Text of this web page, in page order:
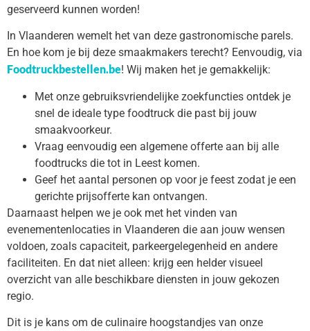
geserveerd kunnen worden!
In Vlaanderen wemelt het van deze gastronomische parels.
En hoe kom je bij deze smaakmakers terecht? Eenvoudig, via
Foodtruckbestellen.be! Wij maken het je gemakkelijk:
Met onze gebruiksvriendelijke zoekfuncties ontdek je
snel de ideale type foodtruck die past bij jouw
smaakvoorkeur.
Vraag eenvoudig een algemene offerte aan bij alle
foodtrucks die tot in Leest komen.
Geef het aantal personen op voor je feest zodat je een
gerichte prijsofferte kan ontvangen.
Daarnaast helpen we je ook met het vinden van
evenementenlocaties in Vlaanderen die aan jouw wensen
voldoen, zoals capaciteit, parkeergelegenheid en andere
faciliteiten. En dat niet alleen: krijg een helder visueel
overzicht van alle beschikbare diensten in jouw gekozen
regio.
Dit is je kans om de culinaire hoogstandjes van onze